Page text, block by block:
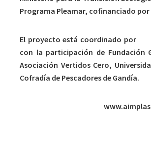
Programa Pleamar, cofinanciado por
El proyecto está coordinado por
con la participación de Fundación
Asociación Vertidos Cero,
Cofradía de Pescadores de Gandía.